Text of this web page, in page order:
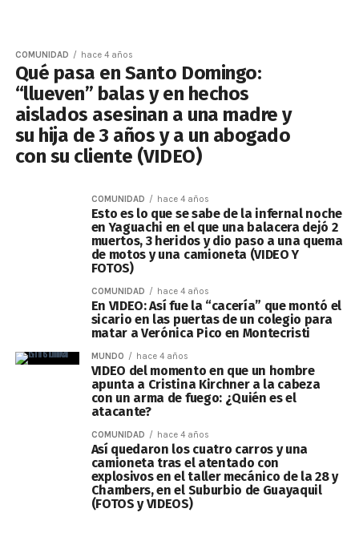
COMUNIDAD hace 4 años
Qué pasa en Santo Domingo:
“llueven” balas y en hechos
aislados asesinan a una madre y
su hija de 3 años y a un abogado
con su cliente (VIDEO)
COMUNIDAD hace 4 años
Esto es lo que se sabe de la infernal noche
en Yaguachi en el que una balacera dejó 2
muertos, 3 heridos y dio paso a una quema
de motos y una camioneta (VIDEO Y
FOTOS)
COMUNIDAD hace 4 años
En VIDEO: Así fue la “cacería” que montó el
sicario en las puertas de un colegio para
matar a Verónica Pico en Montecristi
MUNDO hace 4 años
VIDEO del momento en que un hombre
apunta a Cristina Kirchner a la cabeza
con un arma de fuego: ¿Quién es el
atacante?
COMUNIDAD hace 4 años
Así quedaron los cuatro carros y una
camioneta tras el atentado con
explosivos en el taller mecánico de la 28 y
Chambers, en el Suburbio de Guayaquil
(FOTOS y VIDEOS)